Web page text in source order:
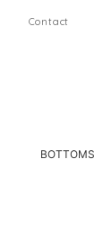
Contact
BOTTOMS